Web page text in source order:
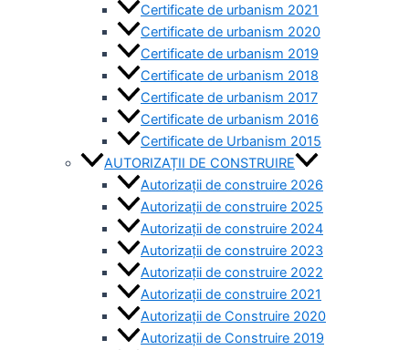
Certificate de urbanism 2021
Certificate de urbanism 2020
Certificate de urbanism 2019
Certificate de urbanism 2018
Certificate de urbanism 2017
Certificate de urbanism 2016
Certificate de Urbanism 2015
AUTORIZAȚII DE CONSTRUIRE
Autorizații de construire 2026
Autorizații de construire 2025
Autorizații de construire 2024
Autorizații de construire 2023
Autorizații de construire 2022
Autorizații de construire 2021
Autorizații de Construire 2020
Autorizații de Construire 2019